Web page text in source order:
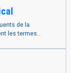
de la
les termes